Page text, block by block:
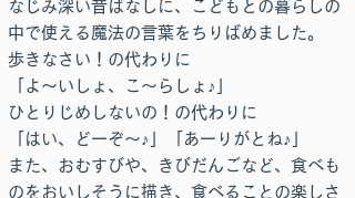
なじみ深い昔ばなしに、こどもとの暮らしの
中で使える魔法の言葉をちりばめました。
歩きなさい！の代わりに
「よ～いしょ、こ～らしょ♪」
ひとりじめしないの！の代わりに
「はい、どーぞ〜♪」「あーりがとね♪」
また、おむすびや、きびだんごなど、食べも
のをおいしそうに描き、食べることの楽しさ